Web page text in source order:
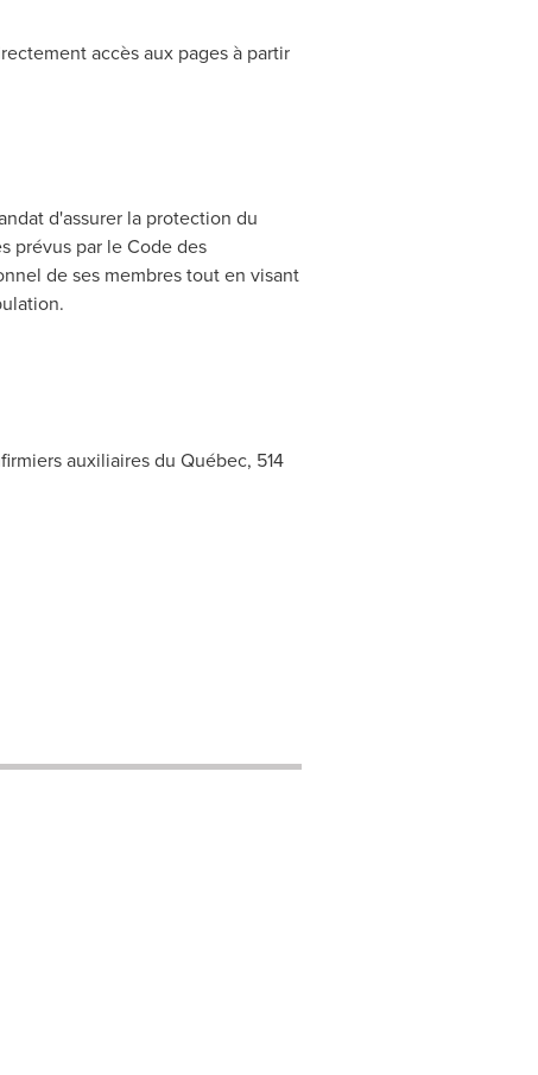
accès aux pages à partir
d'assurer la protection du
prévus par le Code des
de ses membres tout en visant
auxiliaires du Québec, 514